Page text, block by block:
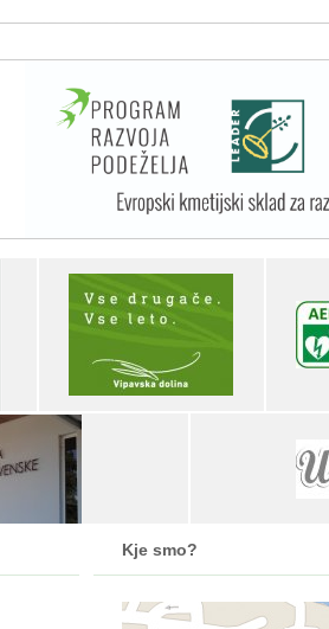
Kje smo?